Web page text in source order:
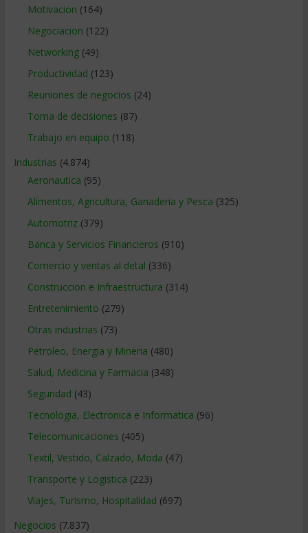
Motivacion (164)
Negociacion (122)
Networking(49)
Productividad (123)
Reuniones de negocios (24)
Toma de decisiones (87)
Trabajo en equipo (118)
Industrias (4.874)
Aeronautica (95)
Alimentos, Agricultura, Ganaderia y Pesca (325)
Automotriz(379)
Banca y Servicios Financieros (910)
Comercio y ventas al detal (336)
Construccion e Infraestructura (314)
Entretenimiento (279)
Otras industrias (73)
Petroleo, Energia y Mineria (480)
Salud, Medicina y Farmacia (348)
Seguridad (43)
Tecnologia, Electronica e Informatica (96)
Telecomunicaciones (405)
Textil, Vestido, Calzado, Moda (47)
Transporte y Logistica (223)
Viajes, Turismo, Hospitalidad (697)
Negocios (7.837)